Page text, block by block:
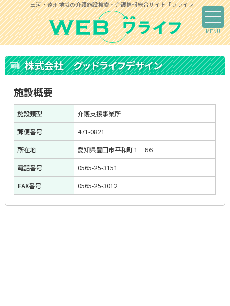
三河・遠州地域の介護施設検索・介護情報総合サイト「ワライフ」
株式会社 グッドライフデザイン
施設概要
施設類型
介護支援事業所
郵便番号
471-0821
所在地
愛知県豊田市平和町１－６６
電話番号
0565-25-3151
FAX番号
0565-25-3012